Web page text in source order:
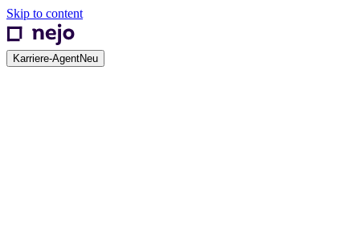
Skip to content
Karriere-AgentNeu